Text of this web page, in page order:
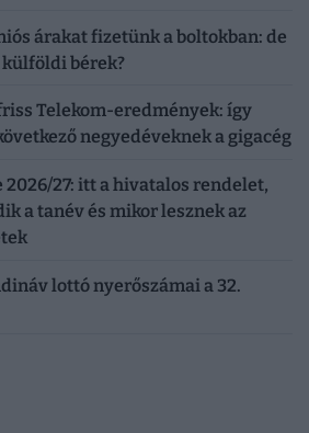
árakat fizetünk a boltokban: de
bérek?
Telekom-eredmények: így
negyedéveknek a gigacég
2026/27: itt a hivatalos rendelet,
a tanév és mikor lesznek az
lottó nyerőszámai a 32.